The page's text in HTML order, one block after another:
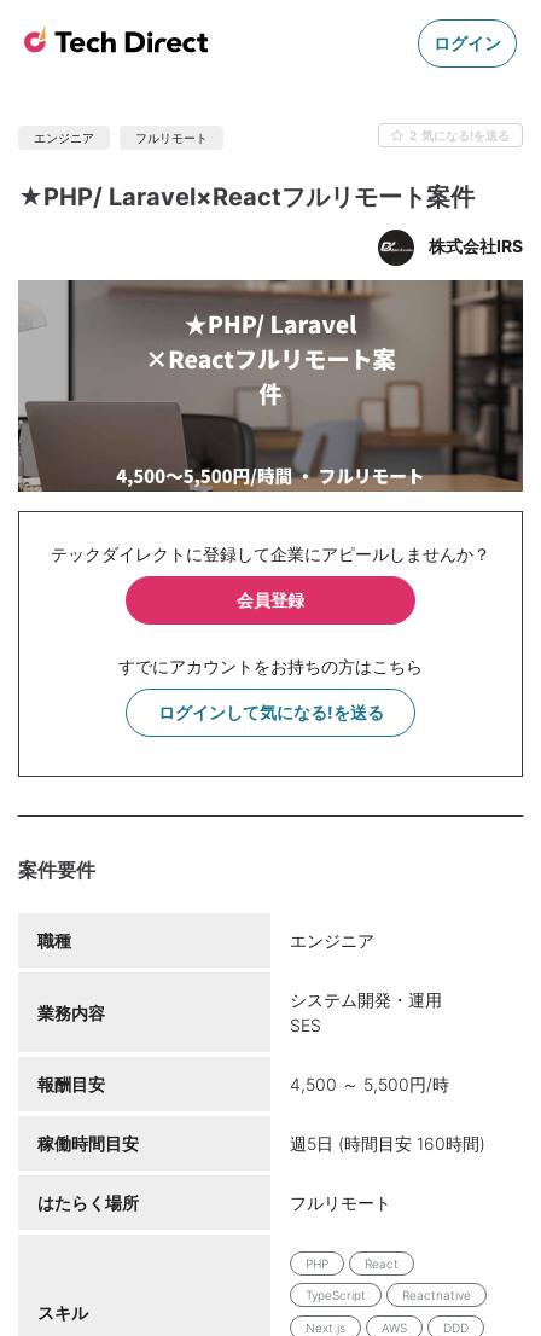
ログイン
エンジニア フルリモート 2 気になる!を送る
★PHP/ Laravel×Reactフルリモート案件
株式会社IRS
テックダイレクトに登録して企業にアピールしませんか？
会員登録
すでにアカウントをお持ちの方はこちら
ログインして気になる!を送る
案件要件
職種 エンジニア
業務内容
システム開発・運用
SES
報酬目安 4,500 ～ 5,500円/時
稼働時間目安 週5日 (時間目安 160時間)
はたらく場所 フルリモート
スキル
PHP React
TypeScript Reactnative
Next.js AWS DDD